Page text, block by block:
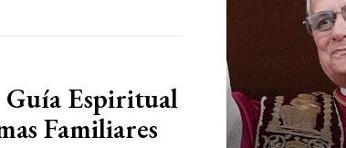
Guía Espiritual
Familiares